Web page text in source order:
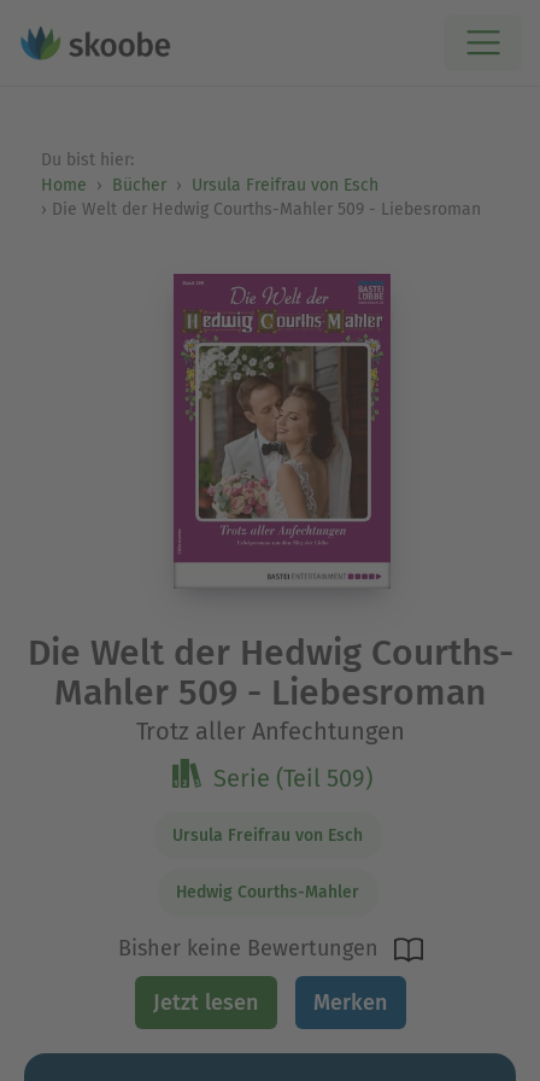
Du bist hier:
Home
Bücher
Ursula Freifrau von Esch
Die Welt der Hedwig Courths-Mahler 509 - Liebesroman
Die Welt der Hedwig Courths-
Mahler 509 - Liebesroman
Trotz aller Anfechtungen
Serie (Teil 509)
Ursula Freifrau von Esch
Hedwig Courths-Mahler
Bisher keine Bewertungen
Jetzt lesen Merken